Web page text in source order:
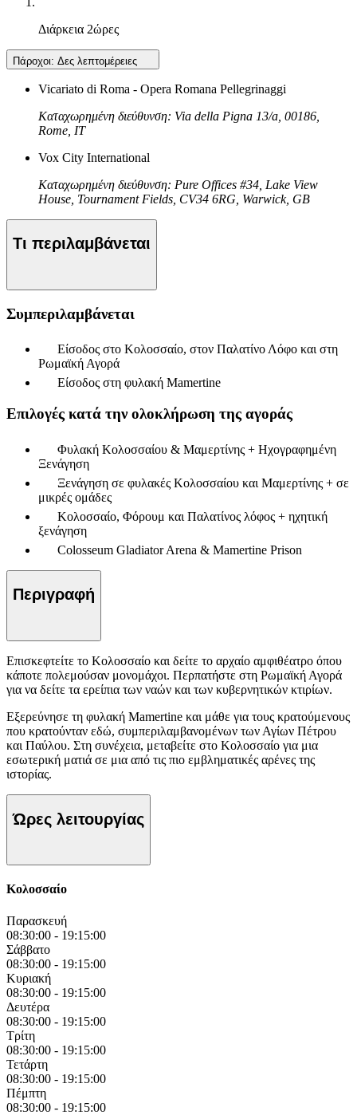
Διάρκεια 2ώρες
Πάροχοι: Δες λεπτομέρειες
Vicariato di Roma - Opera Romana Pellegrinaggi
Καταχωρημένη διεύθυνση: Via della Pigna 13/a, 00186,
Rome, IT
Vox City International
Καταχωρημένη διεύθυνση: Pure Offices #34, Lake View
House, Tournament Fields, CV34 6RG, Warwick, GB
Τι περιλαμβάνεται
Συμπεριλαμβάνεται
Είσοδος στο Κολοσσαίο, στον Παλατίνο Λόφο και στη
Ρωμαϊκή Αγορά
Είσοδος στη φυλακή Mamertine
Επιλογές κατά την ολοκλήρωση της αγοράς
Φυλακή Κολοσσαίου & Μαμερτίνης + Ηχογραφημένη
Ξενάγηση
Ξενάγηση σε φυλακές Κολοσσαίου και Μαμερτίνης + σε
μικρές ομάδες
Κολοσσαίο, Φόρουμ και Παλατίνος λόφος + ηχητική
ξενάγηση
Colosseum Gladiator Arena & Mamertine Prison
Περιγραφή
Επισκεφτείτε το Κολοσσαίο και δείτε το αρχαίο αμφιθέατρο όπου
κάποτε πολεμούσαν μονομάχοι. Περπατήστε στη Ρωμαϊκή Αγορά
για να δείτε τα ερείπια των ναών και των κυβερνητικών κτιρίων.
Εξερεύνησε τη φυλακή Mamertine και μάθε για τους κρατούμενους
που κρατούνταν εδώ, συμπεριλαμβανομένων των Αγίων Πέτρου
και Παύλου. Στη συνέχεια, μεταβείτε στο Κολοσσαίο για μια
εσωτερική ματιά σε μια από τις πιο εμβληματικές αρένες της
ιστορίας.
Ώρες λειτουργίας
Κολοσσαίο
Παρασκευή
08:30:00 - 19:15:00
Σάββατο
08:30:00 - 19:15:00
Κυριακή
08:30:00 - 19:15:00
Δευτέρα
08:30:00 - 19:15:00
Τρίτη
08:30:00 - 19:15:00
Τετάρτη
08:30:00 - 19:15:00
Πέμπτη
08:30:00 - 19:15:00